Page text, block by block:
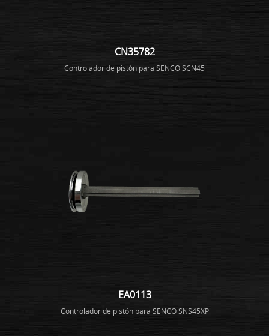
CN35782
Controlador de pistón para SENCO SCN45
EA0113
Controlador de pistón para SENCO SNS45XP